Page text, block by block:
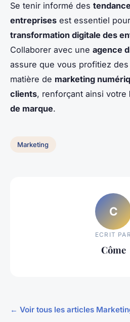
Se tenir informé des
entreprises est essentiel
transformation digitale des
Collaborer avec une agence
assure que vous profitiez
matière de marketing
clients, renforçant ainsi votre
de marque.
Marketing
C
ECRIT PAR
Côme
← Voir tous les articles